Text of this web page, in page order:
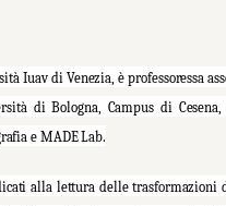
Iuav di Venezia, è professoressa
di Bologna, Campus di
e MADE Lab.
alla lettura delle